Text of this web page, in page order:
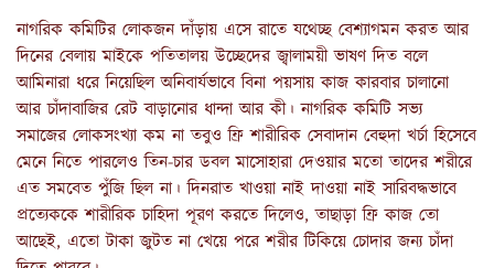
নাগরিক কমিটির লোকজন দাঁড়ায় এসে রাতে যথেচ্ছ বেশ্যাগমন করত আর
দিনের বেলায় মাইকে পতিতালয় উচ্ছেদের জ্বালাময়ী ভাষণ দিত বলে
আমিনারা ধরে নিয়েছিল অনিবার্যভাবে বিনা পয়সায় কাজ কারবার চালানো
আর চাঁদাবাজির রেট বাড়ানোর ধান্দা আর কী। নাগরিক কমিটি সভ্য
সমাজের লোকসংখ্যা কম না তবুও ফ্রি শারীরিক সেবাদান বেহুদা খর্চা হিসেবে
মেনে নিতে পারলেও তিন-চার ডবল মাসোহারা দেওয়ার মতো তাদের শরীরে
এত সমবেত পুঁজি ছিল না। দিনরাত খাওয়া নাই দাওয়া নাই সারিবদ্ধভাবে
প্রত্যেককে শারীরিক চাহিদা পূরণ করতে দিলেও, তাছাড়া ফ্রি কাজ তো
আছেই, এতো টাকা জুটত না খেয়ে পরে শরীর টিকিয়ে চোদার জন্য চাঁদা